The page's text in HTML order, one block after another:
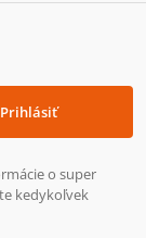
Prihlásiť
o super
kedykoľvek